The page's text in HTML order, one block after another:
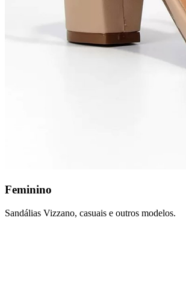
Feminino
Sandálias Vizzano, casuais e outros modelos.